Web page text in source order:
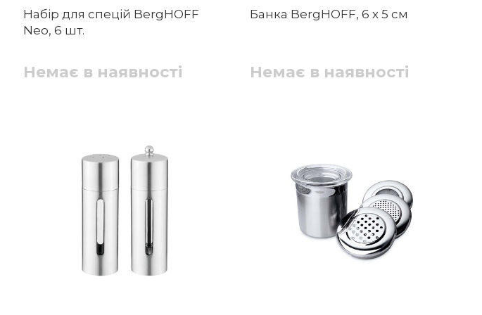
Набір для спецій BergHOFF
Neo, 6 шт.
Немає в наявності
Банка BergHOFF, 6 х 5 см
Немає в наявності